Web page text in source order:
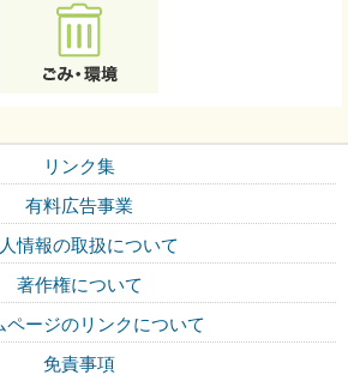
リンク集
有料広告事業
情報の取扱について
著作権について
ページのリンクについて
免責事項